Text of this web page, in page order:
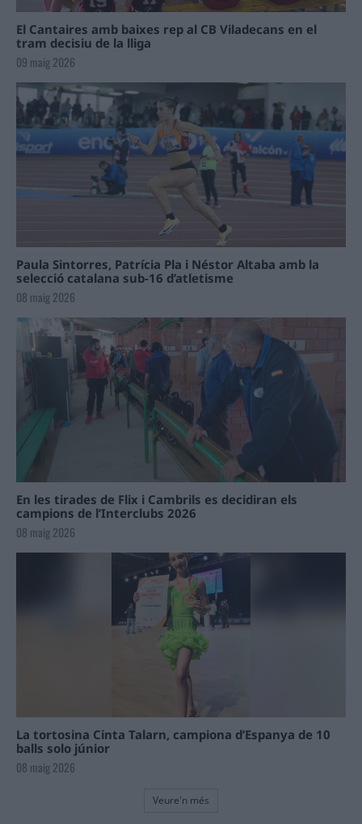
El Cantaires amb baixes rep al CB Viladecans en el
tram decisiu de la lliga
09 maig 2026
Paula Sintorres, Patrícia Pla i Néstor Altaba amb la
selecció catalana sub-16 d’atletisme
08 maig 2026
En les tirades de Flix i Cambrils es decidiran els
campions de l’Interclubs 2026
08 maig 2026
La tortosina Cinta Talarn, campiona d’Espanya de 10
balls solo júnior
08 maig 2026
Veure'n més